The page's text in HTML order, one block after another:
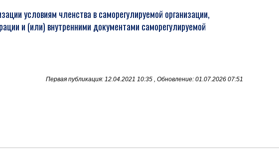
условиям членства в саморегулируемой организации,
и (или) внутренними документами саморегулируемой
Первая публикация: 12.04.2021 10:35 , Обновление: 01.07.2026 07:51